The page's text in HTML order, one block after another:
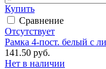
Купить
Сравнение
Отсутствует
Рамка 4-пост. белый с
141.50 руб.
Нет в наличии